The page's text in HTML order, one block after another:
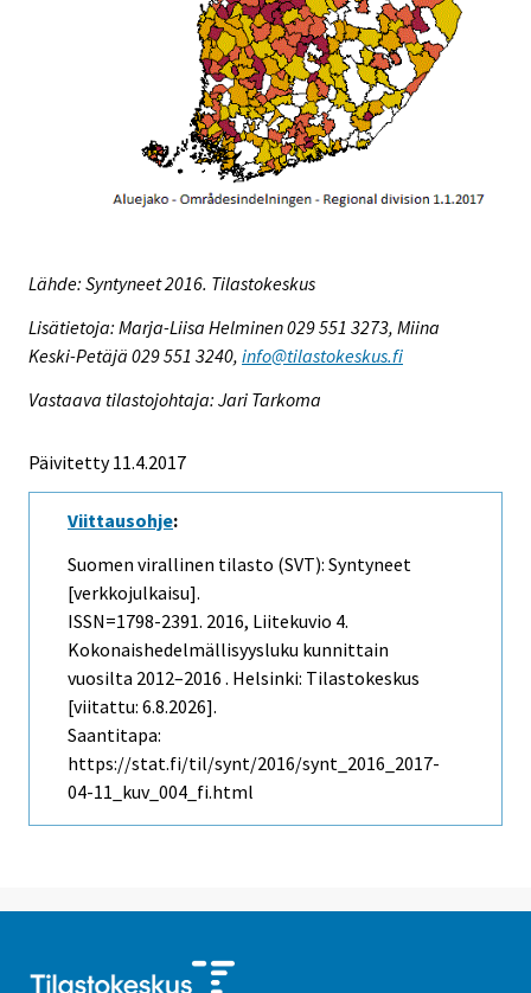
Lähde: Syntyneet 2016. Tilastokeskus
Lisätietoja: Marja-Liisa Helminen 029 551 3273, Miina
Keski-Petäjä 029 551 3240, info@tilastokeskus.fi
Vastaava tilastojohtaja: Jari Tarkoma
Päivitetty 11.4.2017
Viittausohje:
Suomen virallinen tilasto (SVT): Syntyneet
[verkkojulkaisu].
ISSN=1798-2391. 2016, Liitekuvio 4.
Kokonaishedelmällisyysluku kunnittain
vuosilta 2012–2016 . Helsinki: Tilastokeskus
[viitattu: 6.8.2026].
Saantitapa:
https://stat.fi/til/synt/2016/synt_2016_2017-
04-11_kuv_004_fi.html